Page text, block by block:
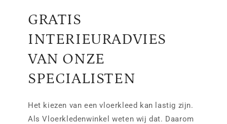
GRATIS
INTERIEURADVIES
VAN ONZE
SPECIALISTEN
Het kiezen van een vloerkleed kan lastig zijn.
Als Vloerkledenwinkel weten wij dat. Daarom